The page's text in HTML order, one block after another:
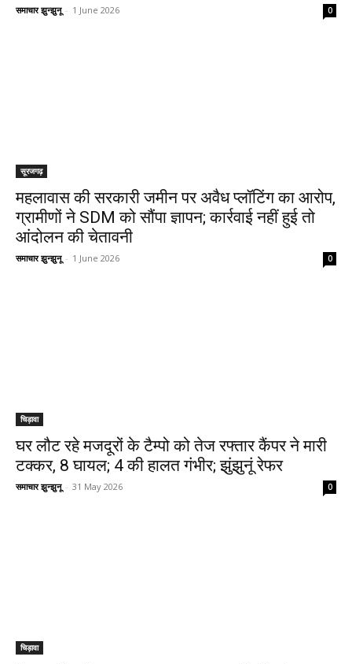
समाचार झुन्झुनू - 1 June 2026 0
सूरजगढ़
महलावास की सरकारी जमीन पर अवैध प्लॉटिंग का आरोप,
ग्रामीणों ने SDM को सौंपा ज्ञापन; कार्रवाई नहीं हुई तो
आंदोलन की चेतावनी
समाचार झुन्झुनू - 1 June 2026 0
चिड़ावा
घर लौट रहे मजदूरों के टैम्पो को तेज रफ्तार कैंपर ने मारी
टक्कर, 8 घायल; 4 की हालत गंभीर; झुंझुनूं रेफर
समाचार झुन्झुनू - 31 May 2026 0
चिड़ावा